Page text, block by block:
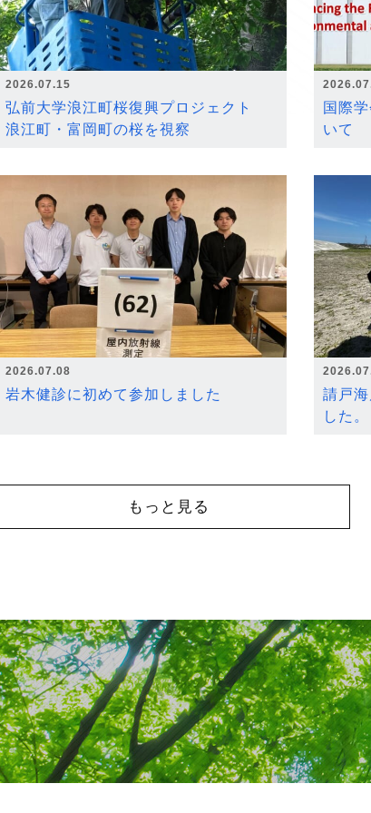
2026.07.15
弘前大学浪江町桜復興プロジェクト
浪江町・富岡町の桜を視察
国際
いて
2026.07.08
岩木健診に初めて参加しました
請戸
した。
もっと見る